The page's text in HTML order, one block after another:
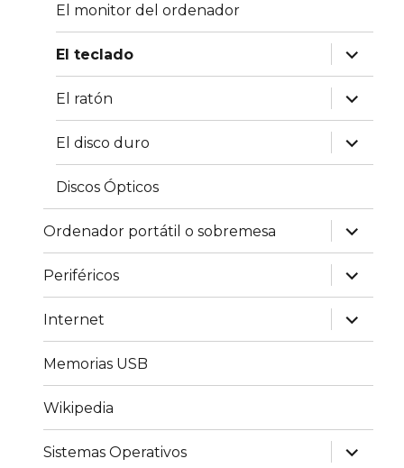
El monitor del ordenador
El teclado
expande
el
menú
inferior
El ratón
expande
el
menú
inferior
El disco duro
expande
el
menú
Discos Ópticos
Ordenador portátil o sobremesa
expande
el
menú
inferior
Periféricos
expande
el
menú
inferior
Internet
expande
el
menú
Memorias USB
Wikipedia
Sistemas Operativos
expande
el